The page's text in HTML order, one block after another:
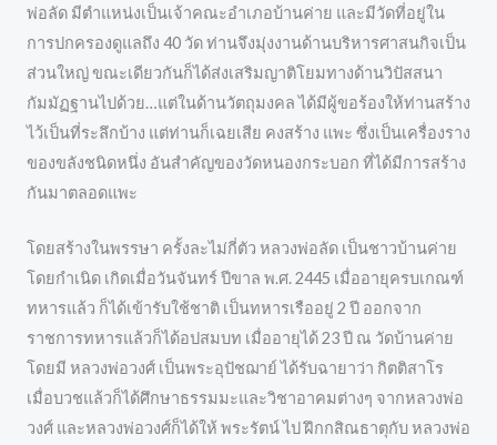
พ่อลัด มีตำแหน่งเป็นเจ้าคณะอำเภอบ้านค่าย และมีวัดที่อยู่ใน
การปกครองดูแลถึง 40 วัด ท่านจึงมุ่งงานด้านบริหารศาสนกิจเป็น
ส่วนใหญ่ ขณะเดียวกันก็ได้ส่งเสริมญาติโยมทางด้านวิปัสสนา
กัมมัฏฐานไปด้วย…แต่ในด้านวัตถุมงคล ได้มีผู้ขอร้องให้ท่านสร้าง
ไว้เป็นที่ระลึกบ้าง แต่ท่านก็เฉยเสีย คงสร้าง แพะ ซึ่งเป็นเครื่องราง
ของขลังชนิดหนึ่ง อันสำคัญของวัดหนองกระบอก ที่ได้มีการสร้าง
กันมาตลอดแพะ
โดยสร้างในพรรษา ครั้งละไม่กี่ตัว หลวงพ่อลัด เป็นชาวบ้านค่าย
โดยกำเนิด เกิดเมื่อวันจันทร์ ปีขาล พ.ศ. 2445 เมื่ออายุครบเกณฑ์
ทหารแล้ว ก็ได้เข้ารับใช้ชาติ เป็นทหารเรืออยู่ 2 ปี ออกจาก
ราชการทหารแล้วก็ได้อปสมบท เมื่ออายุได้ 23 ปี ณ วัดบ้านค่าย
โดยมี หลวงพ่อวงศ์ เป็นพระอุปัชฌาย์ ได้รับฉายาว่า กิตติสาโร
เมื่อบวชแล้วก็ได้ศึกษาธรรมมะและวิชาอาคมต่างๆ จากหลวงพ่อ
วงศ์ และหลวงพ่อวงศ์ก็ได้ให้ พระรัตน์ ไป ฝึกกสิณธาตุกับ หลวงพ่อ